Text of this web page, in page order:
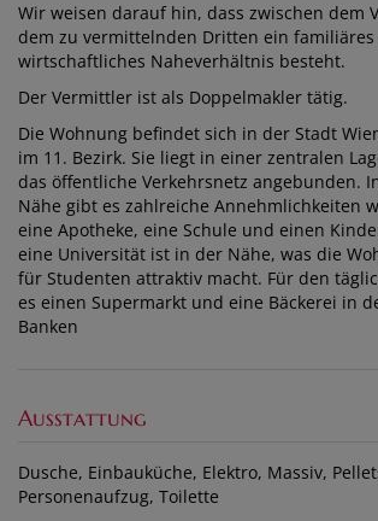
Wir weisen darauf hin, dass zwischen dem
dem zu vermittelnden Dritten ein
wirtschaftliches Naheverhältnis besteht.
Der Vermittler ist als Doppelmakler tätig.
Die Wohnung befindet sich in der Stadt
im 11. Bezirk. Sie liegt in einer zentralen
das öffentliche Verkehrsnetz angebunden.
Nähe gibt es zahlreiche Annehmlichkeiten
eine Apotheke, eine Schule und einen
eine Universität ist in der Nähe, was die
für Studenten attraktiv macht. Für den
es einen Supermarkt und eine Bäckerei in
Banken
Ausstattung
Dusche Einbauküche Elektro Massiv
Personenaufzug Toilette